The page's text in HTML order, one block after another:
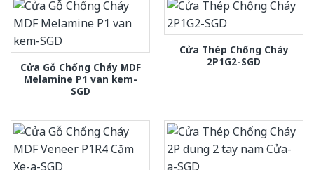
Cửa Gỗ Chống Cháy MDF
Melamine P1 van kem-
SGD
Cửa Thép Chống Cháy
2P1G2-SGD